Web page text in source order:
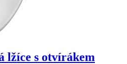
lžíce s otvírákem